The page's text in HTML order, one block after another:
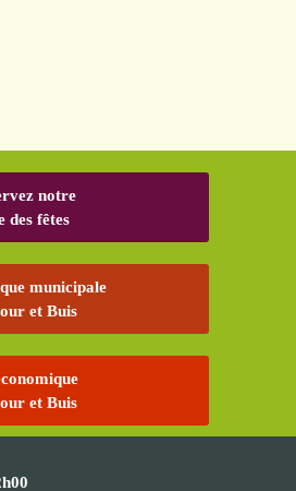
notre
des fêtes
municipale
et Buis
et Buis